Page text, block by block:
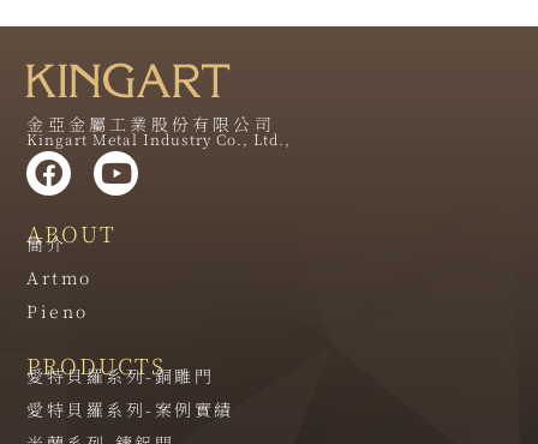
金亞金屬工業股份有限公司
Kingart Metal Industry Co., Ltd.,
ABOUT
簡介
Artmo
Pieno
PRODUCTS
愛特貝羅系列-銅雕門
愛特貝羅系列-案例實績